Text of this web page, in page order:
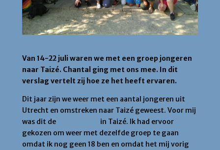
Van 14-22 juli waren we met een groep jongeren
naar Taizé. Chantal ging met ons mee. In dit
verslag vertelt zij hoe ze het heeft ervaren.
Dit jaar zijn we weer met een aantal jongeren uit
Utrecht en omstreken naar Taizé geweest. Voor mij
was dit de
in Taizé. Ik had ervoor
gekozen om weer met dezelfde groep te gaan
omdat ik nog geen 18 ben en omdat het mij vorig